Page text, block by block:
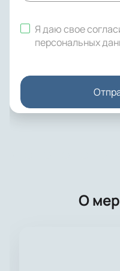
Я даю свое
персональных
О